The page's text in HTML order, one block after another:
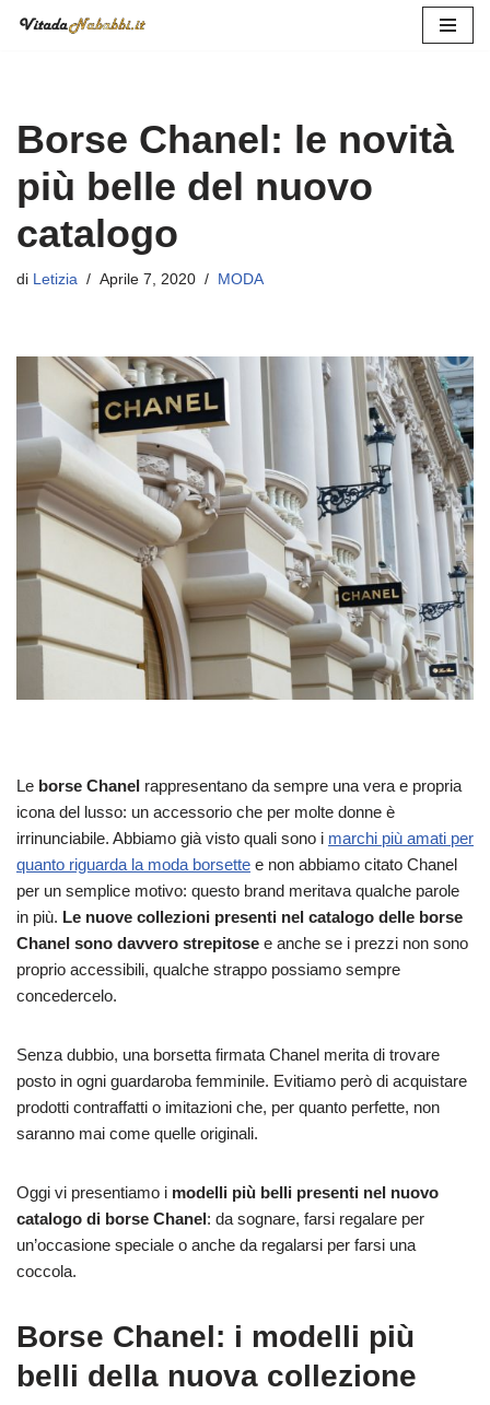
Borse Chanel: le novità
più belle del nuovo
catalogo
di Letizia Aprile 7, 2020 MODA
Le borse Chanel rappresentano da sempre una vera e propria
icona del lusso: un accessorio che per molte donne è
irrinunciabile. Abbiamo già visto quali sono i marchi più amati per
quanto riguarda la moda borsette e non abbiamo citato Chanel
per un semplice motivo: questo brand meritava qualche parole
in più. Le nuove collezioni presenti nel catalogo delle borse
Chanel sono davvero strepitose e anche se i prezzi non sono
proprio accessibili, qualche strappo possiamo sempre
concedercelo.
Senza dubbio, una borsetta firmata Chanel merita di trovare
posto in ogni guardaroba femminile. Evitiamo però di acquistare
prodotti contraffatti o imitazioni che, per quanto perfette, non
saranno mai come quelle originali.
Oggi vi presentiamo i modelli più belli presenti nel nuovo
catalogo di borse Chanel: da sognare, farsi regalare per
un’occasione speciale o anche da regalarsi per farsi una
coccola.
Borse Chanel: i modelli più
belli della nuova collezione